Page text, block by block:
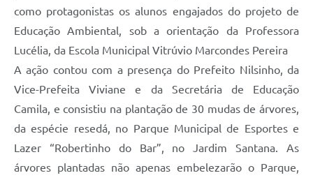
como protagonistas os alunos engajados do projeto de
Educação Ambiental, sob a orientação da Professora
Lucélia, da Escola Municipal Vitrúvio Marcondes Pereira
A ação contou com a presença do Prefeito Nilsinho, da
Vice-Prefeita Viviane e da Secretária de Educação
Camila, e consistiu na plantação de 30 mudas de árvores,
da espécie resedá, no Parque Municipal de Esportes e
Lazer “Robertinho do Bar”, no Jardim Santana. As
árvores plantadas não apenas embelezarão o Parque,